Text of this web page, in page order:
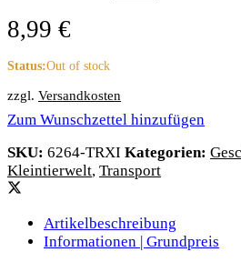
8,99 €
Status:Out of stock
zzgl. Versandkosten
Zum Wunschzettel hinzufügen
SKU: 6264-TRXI Kategorien:
Kleintierwelt, Transport
Artikelbeschreibung
Informationen | Grundpreis